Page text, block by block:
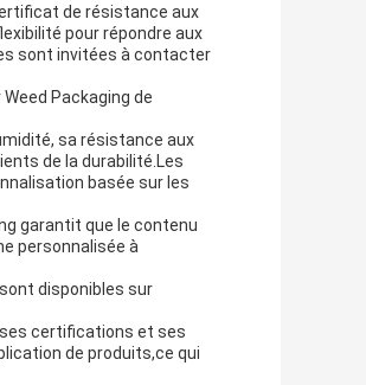
de résistance aux
pour répondre aux
sont invitées à contacter
Packaging de
sa résistance aux
de la durabilité.Les
basée sur les
garantit que le contenu
personnalisée à
disponibles sur
ses certifications et ses
de produits,ce qui